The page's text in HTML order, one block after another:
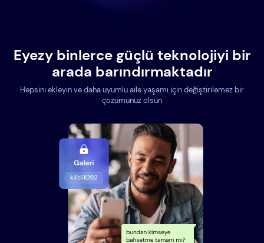
Eyezy binlerce güçlü teknolojiyi bir
arada barındırmaktadır
Hepsini ekleyin ve daha uyumlu aile yaşamı için değiştirilemez bir
çözümünüz olsun